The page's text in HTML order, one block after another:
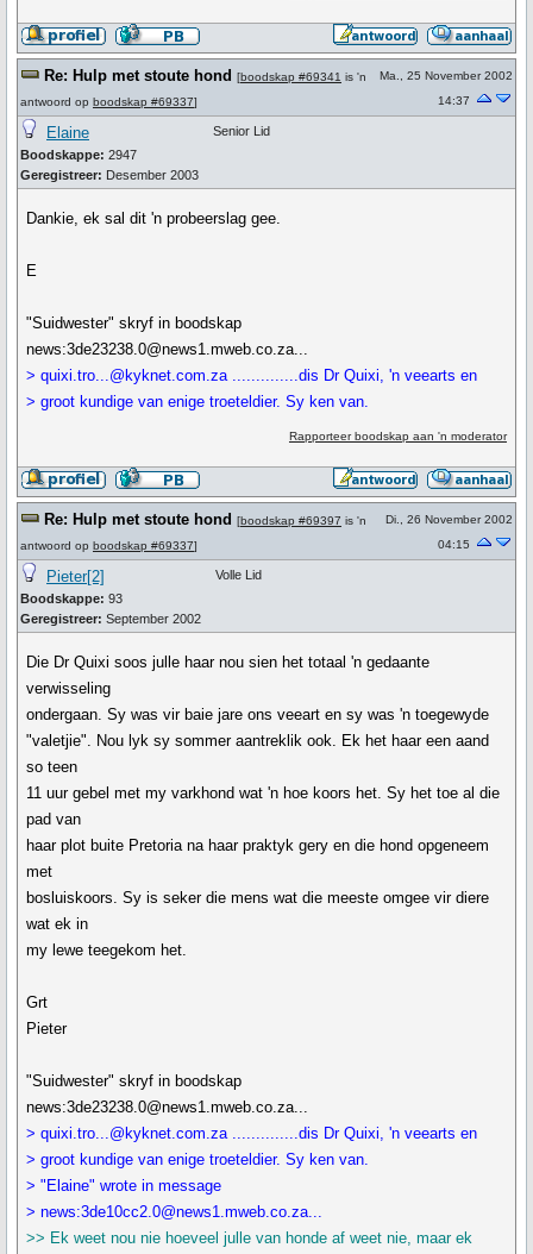
Re: Hulp met stoute hond [boodskap #69341 is 'n
antwoord op boodskap #69337]
Ma., 25 November 2002
14:37
Elaine
Boodskappe: 2947
Geregistreer: Desember 2003
Senior Lid
Dankie, ek sal dit 'n probeerslag gee.
E
"Suidwester" skryf in boodskap
news:3de23238.0@news1.mweb.co.za...
> quixi.tro...@kyknet.com.za ..............dis Dr Quixi, 'n veearts en
> groot kundige van enige troeteldier. Sy ken van.
Rapporteer boodskap aan 'n moderator
Re: Hulp met stoute hond [boodskap #69397 is 'n
antwoord op boodskap #69337]
Di., 26 November 2002
04:15
Pieter[2]
Boodskappe: 93
Geregistreer: September 2002
Volle Lid
Die Dr Quixi soos julle haar nou sien het totaal 'n gedaante
verwisseling
ondergaan. Sy was vir baie jare ons veeart en sy was 'n toegewyde
"valetjie". Nou lyk sy sommer aantreklik ook. Ek het haar een aand
so teen
11 uur gebel met my varkhond wat 'n hoe koors het. Sy het toe al die
pad van
haar plot buite Pretoria na haar praktyk gery en die hond opgeneem
met
bosluiskoors. Sy is seker die mens wat die meeste omgee vir diere
wat ek in
my lewe teegekom het.
Grt
Pieter
"Suidwester" skryf in boodskap
news:3de23238.0@news1.mweb.co.za...
> quixi.tro...@kyknet.com.za ..............dis Dr Quixi, 'n veearts en
> groot kundige van enige troeteldier. Sy ken van.
> "Elaine" wrote in message
> news:3de10cc2.0@news1.mweb.co.za...
>> Ek weet nou nie hoeveel julle van honde af weet nie, maar ek